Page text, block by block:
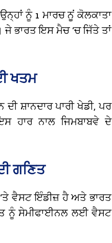
ਨੂੰ 1 ਮਾਰਚ ਨੂਂ ਕੋਲਕਾਤਾ
ਭਾਰਤ ਇਸ ਮੈਚ ‘ਚ ਜਿੱਤੇ ਤਾਂ
ਖਤਮ
ਸ਼ਾਨਦਾਰ ਪਾਰੀ ਖੇਡੀ, ਪਰ
ਹਾਰ ਨਾਲ ਜਿਮਬਾਬਵੇ ਦੇ
ਗਣਿਤ
ਵੈਸਟ ਇੰਡੀਜ਼ ਹੈ ਅਤੇ ਭਾਰਤ
ਨੂੰ ਸੇਮੀਫਾਈਨਲ ਲਈ ਵੈਸਟ